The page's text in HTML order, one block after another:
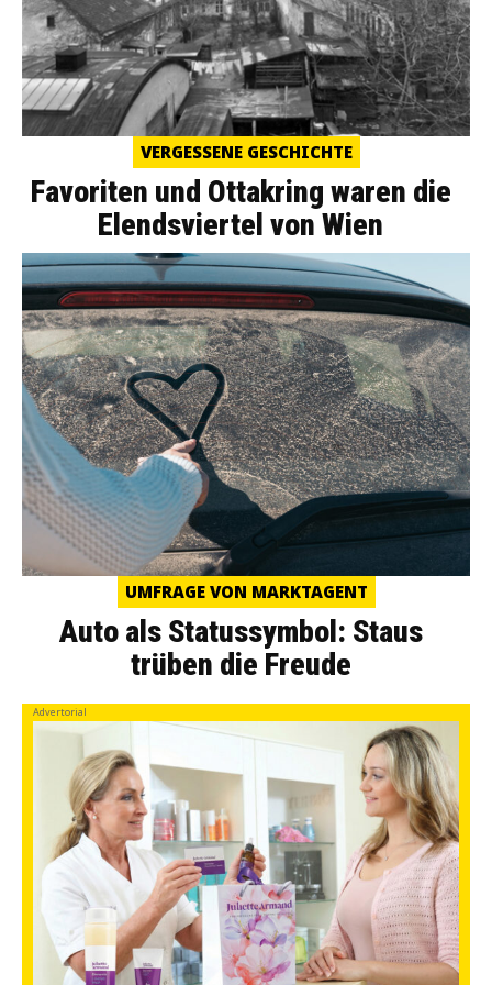
VERGESSENE GESCHICHTE
Favoriten und Ottakring waren die
Elendsviertel von Wien
UMFRAGE VON MARKTAGENT
Auto als Statussymbol: Staus
trüben die Freude
Advertorial